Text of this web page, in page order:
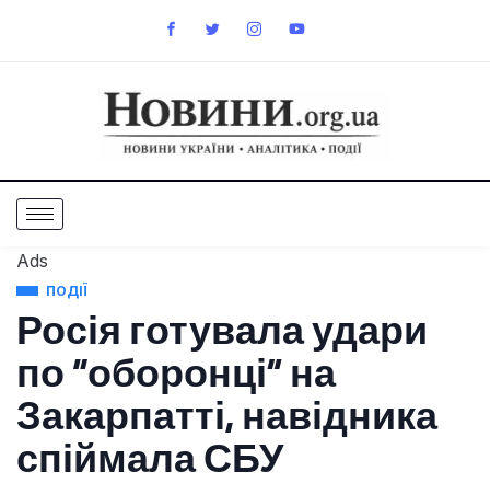
Ads
ПОДІЇ
Росія готувала удари
по “оборонці” на
Закарпатті, навідника
спіймала СБУ